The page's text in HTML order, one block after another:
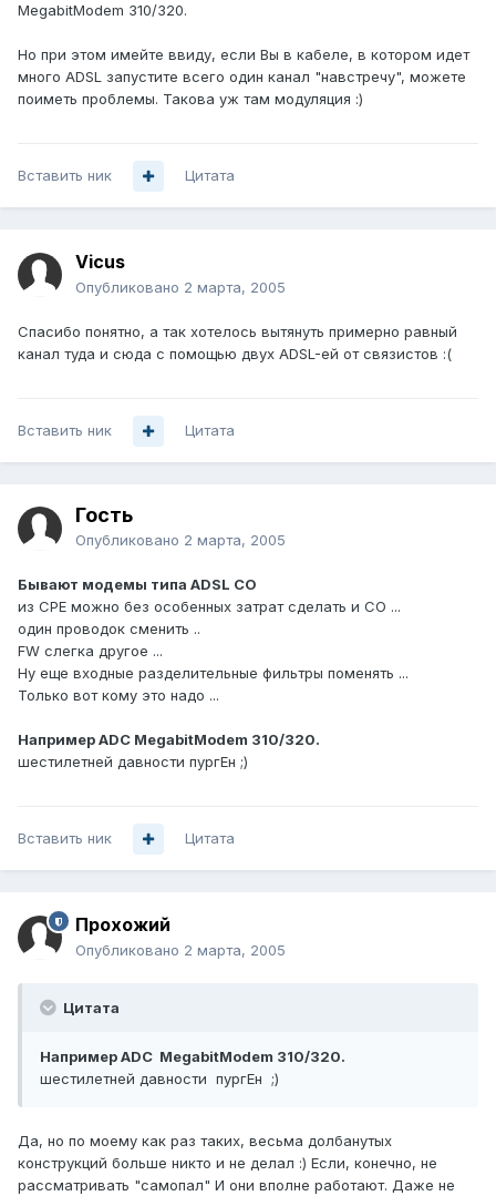
MegabitModem 310/320.
Но при этом имейте ввиду, если Вы в кабеле, в котором идет
много ADSL запустите всего один канал "навстречу", можете
поиметь проблемы. Такова уж там модуляция :)
Вставить ник Цитата
Vicus
Опубликовано 2 марта, 2005
Спасибо понятно, а так хотелось вытянуть примерно равный
канал туда и сюда с помощью двух ADSL-ей от связистов :(
Вставить ник Цитата
Гость
Опубликовано 2 марта, 2005
Бывают модемы типа ADSL CO
из CPE можно без особенных затрат сделать и CO ...
один проводок сменить ..
FW слегка другое ...
Ну еще входные разделительные фильтры поменять ...
Только вот кому это надо ...
Например ADC MegabitModem 310/320.
шестилетней давности пургЕн ;)
Вставить ник Цитата
Прохожий
Опубликовано 2 марта, 2005
Цитата
Например ADC MegabitModem 310/320.
шестилетней давности пургЕн ;)
Да, но по моему как раз таких, весьма долбанутых
конструкций больше никто и не делал :) Если, конечно, не
рассматривать "самопал" И они вполне работают. Даже не